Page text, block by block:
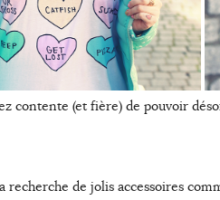
contente (et fière) de pouvoir
recherche de jolis accessoires